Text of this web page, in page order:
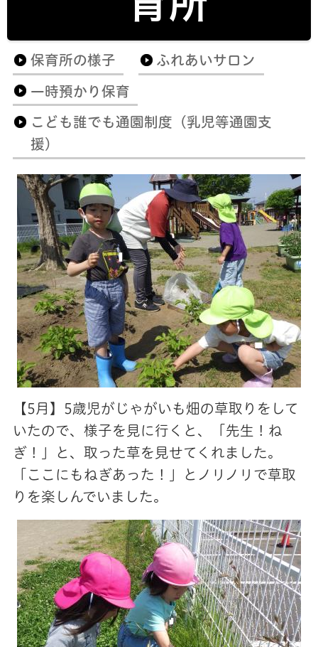
保育所の様子 ふれあいサロン
一時預かり保育
こども誰でも通園制度（乳児等通園支
援）
【5月】5歳児がじゃがいも畑の草取りをして
いたので、様子を見に行くと、「先生！ね
ぎ！」と、取った草を見せてくれました。
「ここにもねぎあった！」とノリノリで草取
りを楽しんでいました。